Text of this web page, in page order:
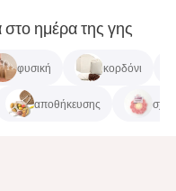
ημέρα της γης
φυσική κορδόνι
αποθήκευσης